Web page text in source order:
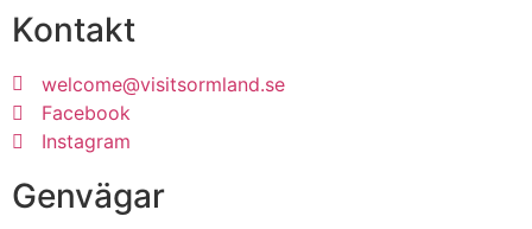
Kontakt
welcome@visitsormland.se
Facebook
Instagram
Genvägar